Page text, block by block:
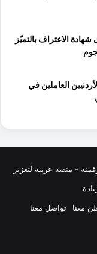
الاعتراف بالتميّز
العاملين في
- منصة عربية لتعزيز
معنا تواصل معنا